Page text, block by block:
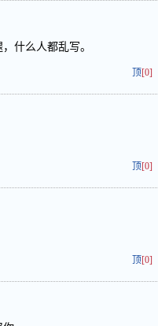
什么人都乱写。
顶[0]
顶[0]
顶[0]